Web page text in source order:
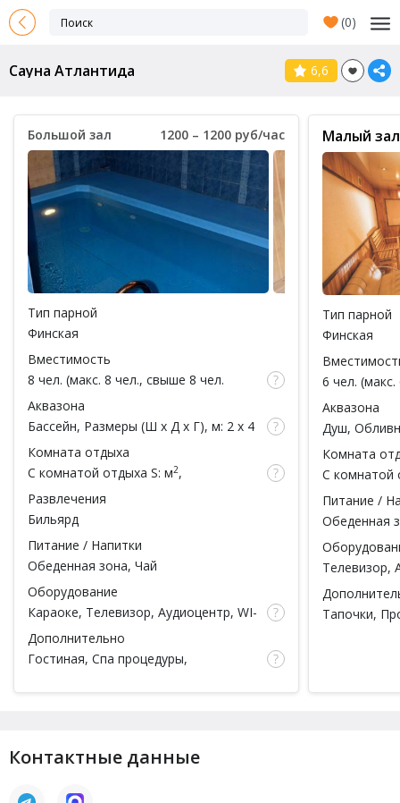
(0)
Сауна Атлантида 6,6
Большой зал 1200 – 1200 руб/час
Тип парной
Финская
Вместимость
8 чел. (макс. 8 чел., свыше 8 чел.
чел.)
Аквазона
Бассейн, Размеры (Ш x Д x Г), м: 2 x 4
Комната отдыха
С комнатой отдыха S: м2,
Развлечения
Бильярд
Питание / Напитки
Обеденная зона, Чай
Оборудование
Караоке, Телевизор, Аудиоцентр, WI-
Дополнительно
Гостиная, Спа процедуры,
Тапочки, Простыни, Полотенца,
Малый зал
Тип парной
Финская
6 чел.
чел.)
Аквазона
Душ,
Комната
С комнатой
Питание /
Обеденная
Телевизор,
Тапочки,
Контактные данные